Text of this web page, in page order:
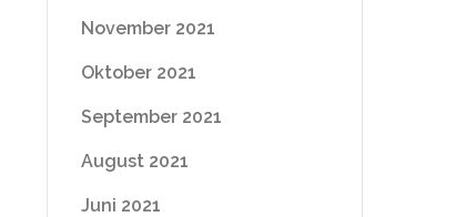
November 2021
Oktober 2021
September 2021
August 2021
Juni 2021